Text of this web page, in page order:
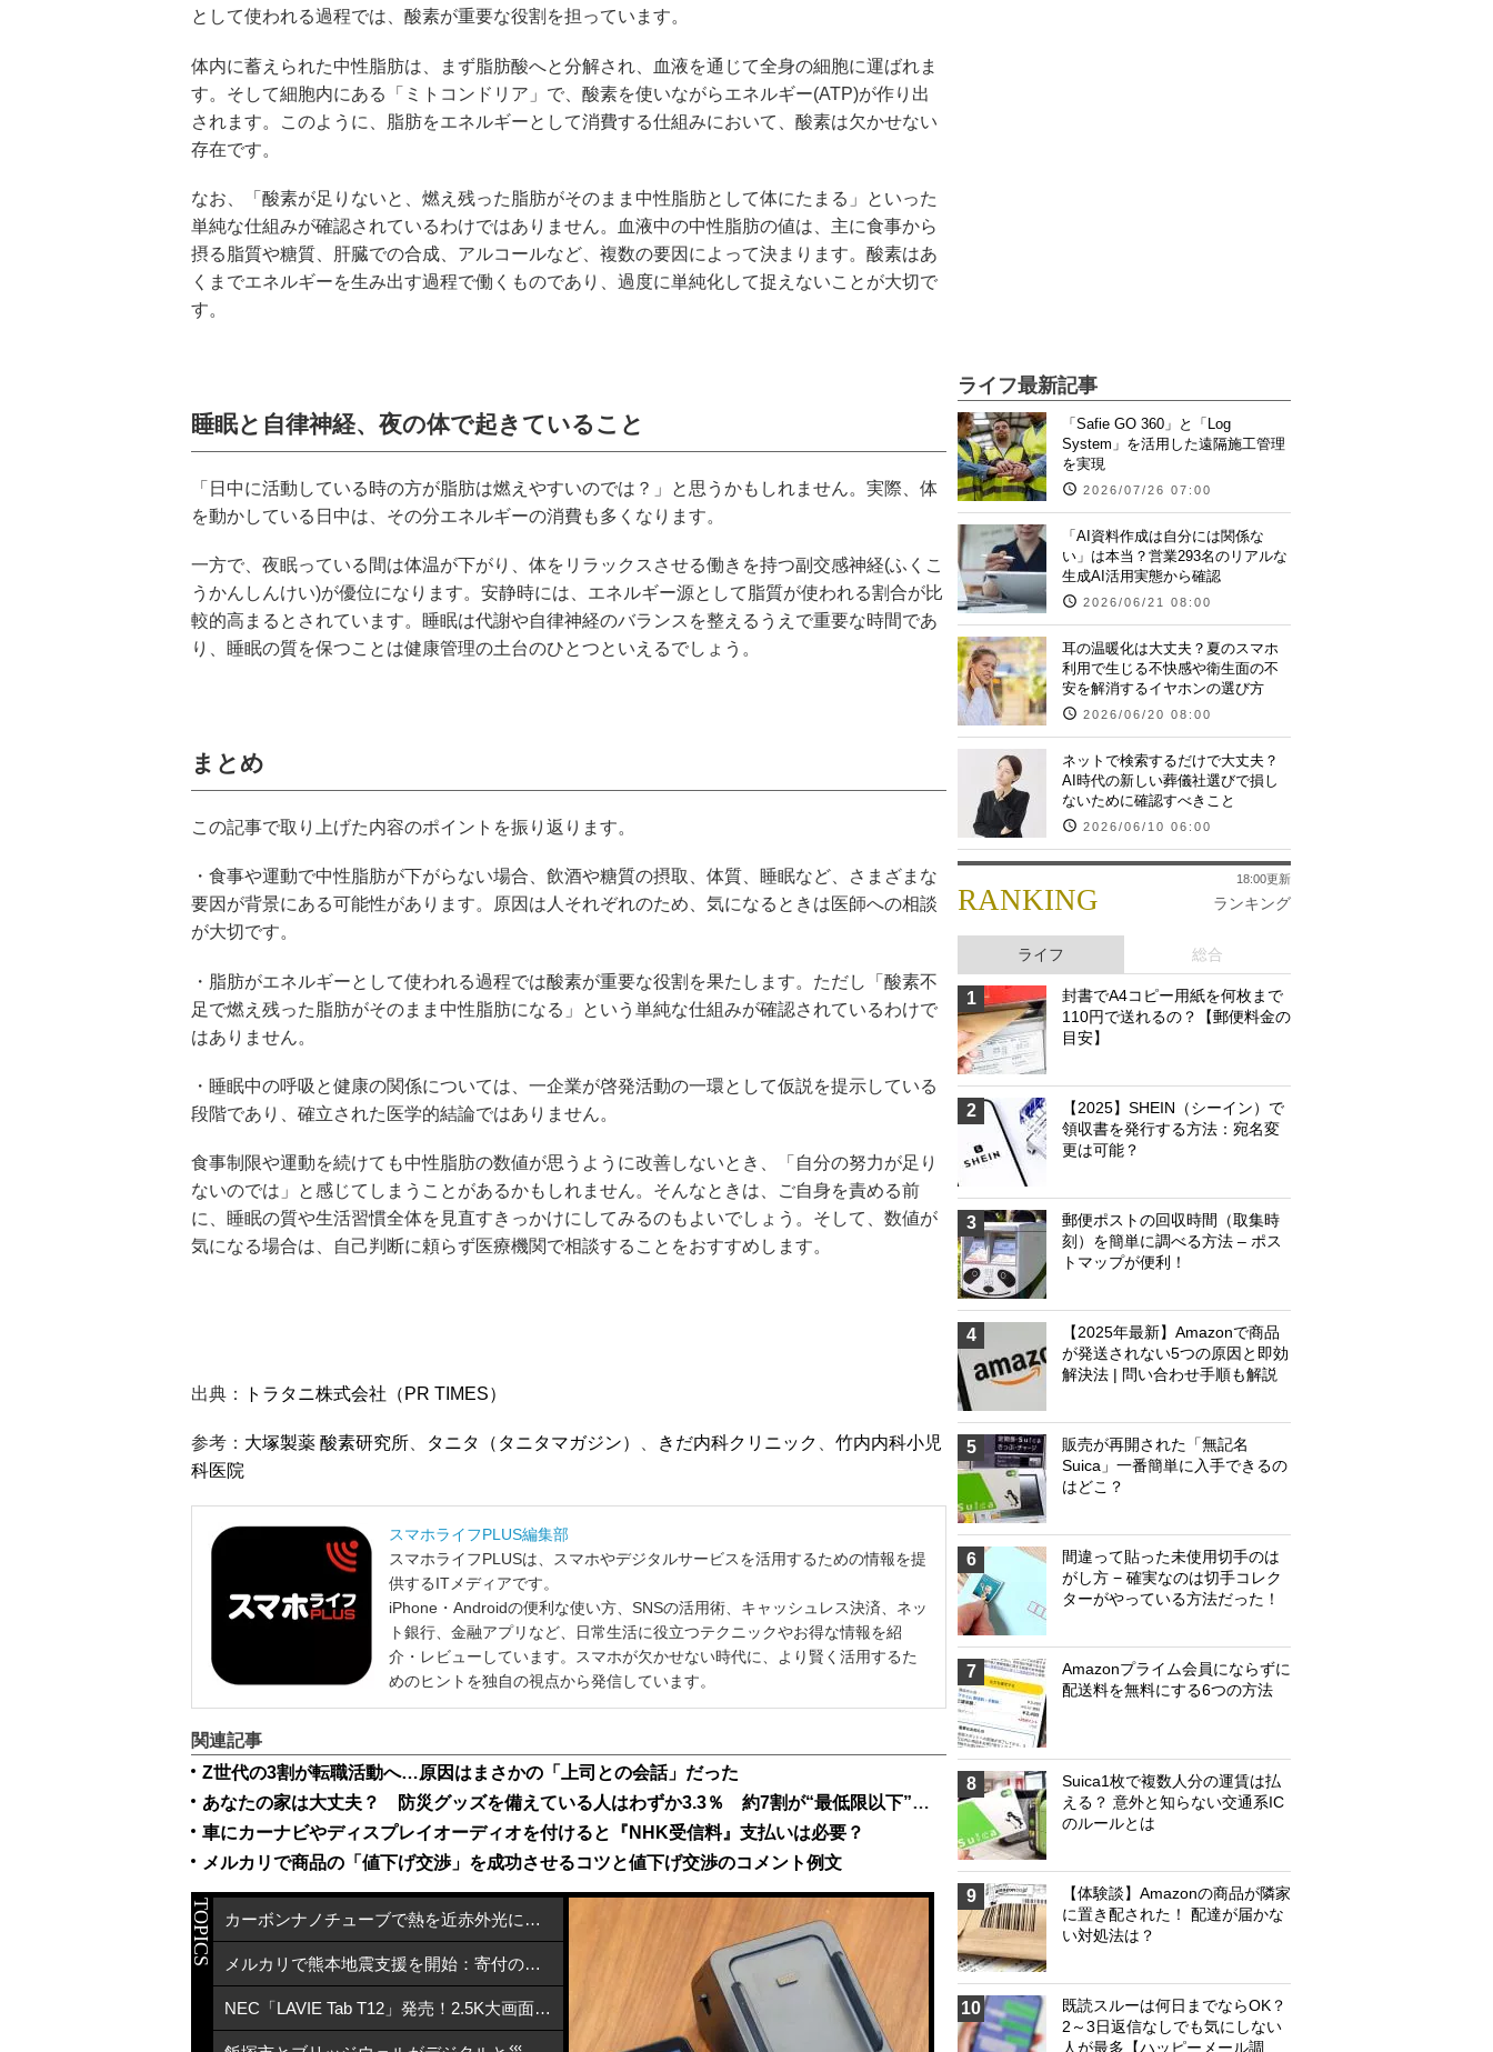
として使われる過程では、酸素が重要な役割を担っています。
体内に蓄えられた中性脂肪は、まず脂肪酸へと分解され、血液を通じて全身の細胞に運ばれま
す。そして細胞内にある「ミトコンドリア」で、酸素を使いながらエネルギー(ATP)が作り出
されます。このように、脂肪をエネルギーとして消費する仕組みにおいて、酸素は欠かせない
存在です。
なお、「酸素が足りないと、燃え残った脂肪がそのまま中性脂肪として体にたまる」といった
単純な仕組みが確認されているわけではありません。血液中の中性脂肪の値は、主に食事から
摂る脂質や糖質、肝臓での合成、アルコールなど、複数の要因によって決まります。酸素はあ
くまでエネルギーを生み出す過程で働くものであり、過度に単純化して捉えないことが大切で
す。
睡眠と自律神経、夜の体で起きていること
「日中に活動している時の方が脂肪は燃えやすいのでは？」と思うかもしれません。実際、体
を動かしている日中は、その分エネルギーの消費も多くなります。
一方で、夜眠っている間は体温が下がり、体をリラックスさせる働きを持つ副交感神経(ふくこ
うかんしんけい)が優位になります。安静時には、エネルギー源として脂質が使われる割合が比
較的高まるとされています。睡眠は代謝や自律神経のバランスを整えるうえで重要な時間であ
り、睡眠の質を保つことは健康管理の土台のひとつといえるでしょう。
まとめ
この記事で取り上げた内容のポイントを振り返ります。
・食事や運動で中性脂肪が下がらない場合、飲酒や糖質の摂取、体質、睡眠など、さまざまな
要因が背景にある可能性があります。原因は人それぞれのため、気になるときは医師への相談
が大切です。
・脂肪がエネルギーとして使われる過程では酸素が重要な役割を果たします。ただし「酸素不
足で燃え残った脂肪がそのまま中性脂肪になる」という単純な仕組みが確認されているわけで
はありません。
・睡眠中の呼吸と健康の関係については、一企業が啓発活動の一環として仮説を提示している
段階であり、確立された医学的結論ではありません。
食事制限や運動を続けても中性脂肪の数値が思うように改善しないとき、「自分の努力が足り
ないのでは」と感じてしまうことがあるかもしれません。そんなときは、ご自身を責める前
に、睡眠の質や生活習慣全体を見直すきっかけにしてみるのもよいでしょう。そして、数値が
気になる場合は、自己判断に頼らず医療機関で相談することをおすすめします。
出典： トラタニ株式会社（PR TIMES）
参考： 大塚製薬 酸素研究所 タニタ（タニタマガジン） きだ内科クリニック
竹内内科小児
科医院
スマホライフPLUS編集部
スマホライフPLUSは、スマホやデジタルサービスを活用するための情報を提
供するITメディアです。
iPhone・Androidの便利な使い方、SNSの活用術、キャッシュレス決済、ネッ
ト銀行、金融アプリなど、日常生活に役立つテクニックやお得な情報を紹
介・レビューしています。スマホが欠かせない時代に、より賢く活用するた
めのヒントを独自の視点から発信しています。
関連記事
Z世代の3割が転職活動へ…原因はまさかの「上司との会話」だった
あなたの家は大丈夫？ 防災グッズを備えている人はわずか3.3％ 約7割が“最低限以下”の現実
車にカーナビやディスプレイオーディオを付けると『NHK受信料』支払いは必要？
メルカリで商品の「値下げ交渉」を成功させるコツと値下げ交渉のコメント例文
TOPICS カーボンナノチューブで熱を近赤外光に変換する方法
メルカリで熊本地震支援を開始：寄付の方法と活用先
NEC「LAVIE Tab T12」発売！2.5K大画面Androidタブレットが6万円台で登場
ライフ最新記事
「Safie GO 360」と「Log
System」を活用した遠隔施工管理
を実現
2026/07/26 07:00
「AI資料作成は自分には関係な
い」は本当？営業293名のリアルな
生成AI活用実態から確認
2026/06/21 08:00
耳の温暖化は大丈夫？夏のスマホ
利用で生じる不快感や衛生面の不
安を解消するイヤホンの選び方
2026/06/20 08:00
ネットで検索するだけで大丈夫？
AI時代の新しい葬儀社選びで損し
ないために確認すべきこと
2026/06/10 06:00
RANKING ランキング
18:00更新
ライフ 総合
1
封書でA4コピー用紙を何枚まで
110円で送れるの？【郵便料金の
目安】
2
【2025】SHEIN（シーイン）で
領収書を発行する方法：宛名変
更は可能？
3
郵便ポストの回収時間（取集時
刻）を簡単に調べる方法 – ポス
トマップが便利！
4
【2025年最新】Amazonで商品
が発送されない5つの原因と即効
解決法 | 問い合わせ手順も解説
5
販売が再開された「無記名
Suica」一番簡単に入手できるの
はどこ？
6
間違って貼った未使用切手のは
がし方 − 確実なのは切手コレク
ターがやっている方法だった！
7
Amazonプライム会員にならずに
配送料を無料にする6つの方法
8
Suica1枚で複数人分の運賃は払
える？ 意外と知らない交通系IC
のルールとは
9
【体験談】Amazonの商品が隣家
に置き配された！ 配達が届かな
い対処法は？
10
既読スルーは何日までならOK？
2～3日返信なしでも気にしない
人が最多【ハッピーメール調